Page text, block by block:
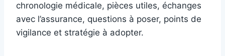
chronologie médicale, pièces utiles, échanges
avec l’assurance, questions à poser, points de
vigilance et stratégie à adopter.